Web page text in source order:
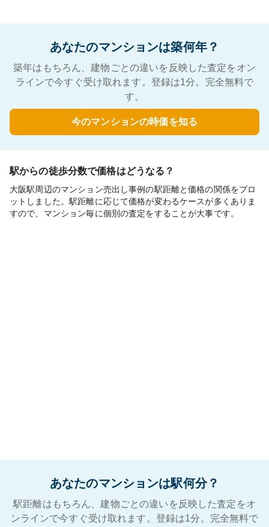
あなたのマンションは築何年？
築年はもちろん、建物ごとの違いを反映した査定をオン
ラインで今すぐ受け取れます。登録は1分。完全無料で
す。
今のマンションの時価を知る
駅からの徒歩分数で価格はどうなる？
大阪駅周辺のマンション売出し事例の駅距離と価格の関係をプロ
ットしました。駅距離に応じて価格が変わるケースが多くありま
すので、マンション毎に個別の査定をすることが大事です。
あなたのマンションは駅何分？
駅距離はもちろん、建物ごとの違いを反映した査定をオ
ンラインで今すぐ受け取れます。登録は1分。完全無料で